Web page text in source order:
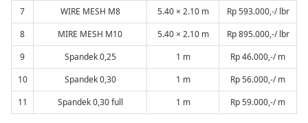
7
WIRE MESH M8 5.40 × 2.10 m
Rp 593.000,-/ lbr
8
MIRE MESH M10 5.40 × 2.10 m
Rp 895.000,-/ lbr
9
Spandek 0,25 1 m
Rp 46.000,-/ m
10
Spandek 0,30 1 m
Rp 56.000,-/ m
11
Spandek 0,30 full 1 m Rp 59.000,-/ m